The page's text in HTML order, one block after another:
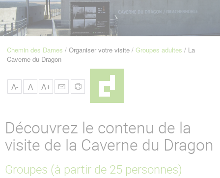
Navigation
Fil
Chemin des Dames Organiser votre visite Groupes adultes La
Caverne du Dragon
A- A A+
Découvrez le contenu de la
visite de la Caverne du Dragon
Groupes (à partir de 25 personnes)